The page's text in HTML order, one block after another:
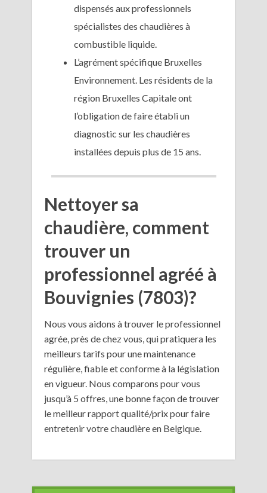
dispensés aux professionnels
spécialistes des chaudières à
combustible liquide.
L’agrément spécifique Bruxelles
Environnement. Les résidents de la
région Bruxelles Capitale ont
l’obligation de faire établi un
diagnostic sur les chaudières
installées depuis plus de 15 ans.
Nettoyer sa
chaudière, comment
trouver un
professionnel agréé à
Bouvignies (7803)?
Nous vous aidons à trouver le professionnel
agrée, près de chez vous, qui pratiquera les
meilleurs tarifs pour une maintenance
régulière, fiable et conforme à la législation
en vigueur. Nous comparons pour vous
jusqu’à 5 offres, une bonne façon de trouver
le meilleur rapport qualité/prix pour faire
entretenir votre chaudière en Belgique.